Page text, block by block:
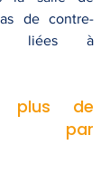
de contre-
liées à
plus de
par